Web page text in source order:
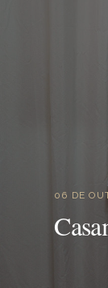
06 DE